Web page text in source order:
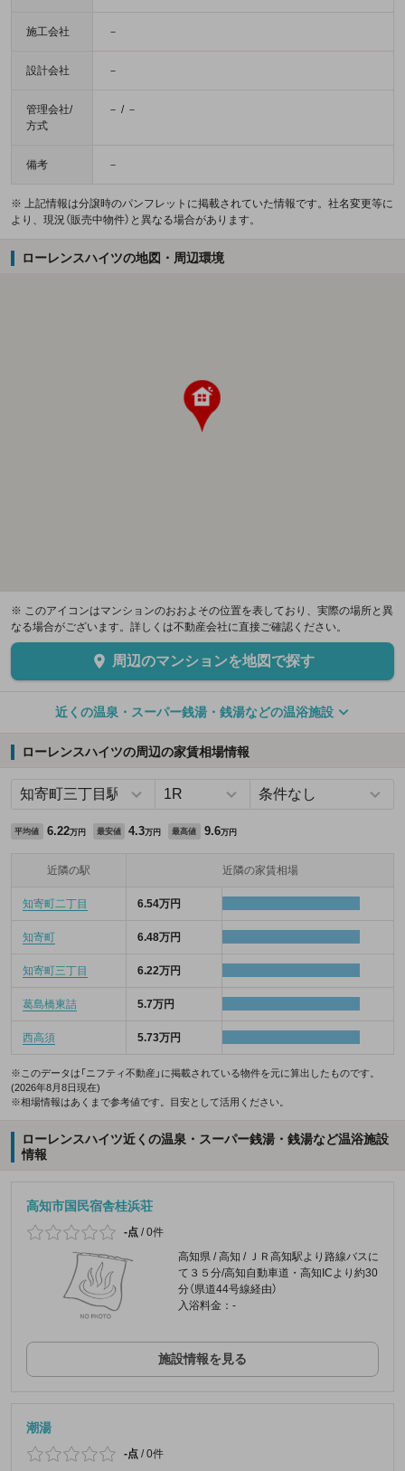
施工会社 －
設計会社 －
管理会社/
方式
－ / －
備考 －
※ 上記情報は分譲時のパンフレットに掲載されていた情報です。社名変更等に
より、現況（販売中物件）と異なる場合があります。
ローレンスハイツの地図・周辺環境
※ このアイコンはマンションのおおよその位置を表しており、実際の場所と異
なる場合がございます。詳しくは不動産会社に直接ご確認ください。
周辺のマンションを地図で探す
近くの温泉・スーパー銭湯・銭湯などの温浴施設
ローレンスハイツの周辺の家賃相場情報
平均値 6.22万円 最安値 4.3万円 最高値 9.6万円
近隣の駅 近隣の家賃相場
知寄町二丁目 6.54万円
知寄町 6.48万円
知寄町三丁目 6.22万円
葛島橋東詰 5.7万円
西高須 5.73万円
※このデータは「ニフティ不動産」に掲載されている物件を元に算出したものです。
(2026年8月8日現在)
※相場情報はあくまで参考値です。目安として活用ください。
ローレンスハイツ近くの温泉・スーパー銭湯・銭湯など温浴施設
情報
高知市国民宿舎桂浜荘
-点 /0件
高知県 / 高知 / ＪＲ高知駅より路線バスに
て３５分/高知自動車道・高知ICより約30
分（県道44号線経由）
入浴料金：-
施設情報を見る
潮湯
-点 /0件